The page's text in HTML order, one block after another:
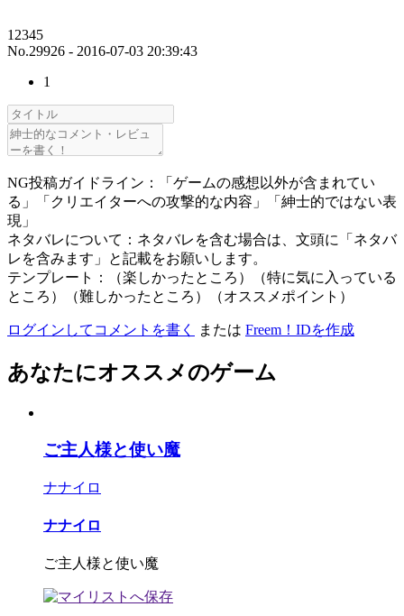
12345
No.29926 - 2016-07-03 20:39:43
1
NG投稿ガイドライン：「ゲームの感想以外が含まれてい
る」「クリエイターへの攻撃的な内容」「紳士的ではない表
現」
ネタバレについて：ネタバレを含む場合は、文頭に「ネタバ
レを含みます」と記載をお願いします。
テンプレート：（楽しかったところ）（特に気に入っている
ところ）（難しかったところ）（オススメポイント）
ログインしてコメントを書く または Freem！IDを作成
あなたにオススメのゲーム
ご主人様と使い魔
ナナイロ
ナナイロ
ご主人様と使い魔